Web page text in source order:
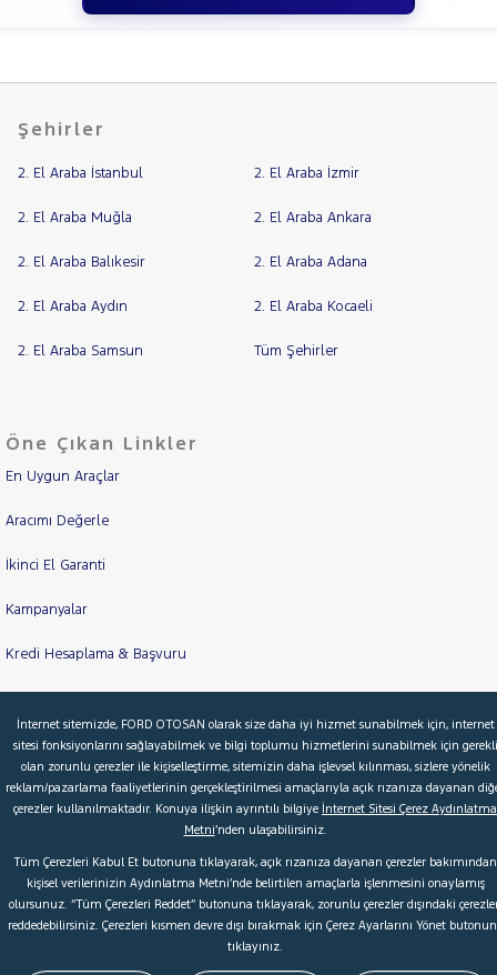
Şehirler
2. El Araba İstanbul 2. El Araba İzmir
2. El Araba Muğla 2. El Araba Ankara
2. El Araba Balıkesir 2. El Araba Adana
2. El Araba Aydın 2. El Araba Kocaeli
2. El Araba Samsun Tüm Şehirler
Öne Çıkan Linkler
En Uygun Araçlar
Aracımı Değerle
İkinci El Garanti
Kampanyalar
Kredi Hesaplama & Başvuru
© 2026 Ford Türkiye Hakkımızda
Şartlar & Kişisel Verilerin Korunması S.S.S. Faydalı Bağlantılar
Çerez Tercihleri
İnternet sitemizde, FORD OTOSAN olarak size daha iyi hizmet sunabilmek için, internet
sitesi fonksiyonlarını sağlayabilmek ve bilgi toplumu hizmetlerini sunabilmek için gerekli
olan zorunlu çerezler ile kişiselleştirme, sitemizin daha işlevsel kılınması, sizlere yönelik
reklam/pazarlama faaliyetlerinin gerçekleştirilmesi amaçlarıyla açık rızanıza dayanan
çerezler kullanılmaktadır. Konuya ilişkin ayrıntılı bilgiye İnternet Sitesi Çerez Aydınlatma
Metni’nden ulaşabilirsiniz.
Tüm Çerezleri Kabul Et butonuna tıklayarak, açık rızanıza dayanan çerezler bakımından
kişisel verilerinizin Aydınlatma Metni’nde belirtilen amaçlarla işlenmesini onaylamış
olursunuz. “Tüm Çerezleri Reddet” butonuna tıklayarak, zorunlu çerezler dışındaki
reddedebilirsiniz. Çerezleri kısmen devre dışı bırakmak için Çerez Ayarlarını Yönet
tıklayınız.